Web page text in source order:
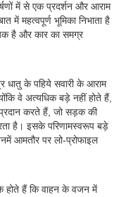
में से एक प्रदर्शन और आराम
महत्वपूर्ण भूमिका निभाता है
है और कार का समग्र
के पहिये सवारी के आराम
वे अत्यधिक बड़े नहीं होते हैं,
करते हैं, जो सड़क की
है। इसके परिणामस्वरूप बड़े
आमतौर पर लो-प्रोफाइल
होते हैं कि वाहन के वजन में